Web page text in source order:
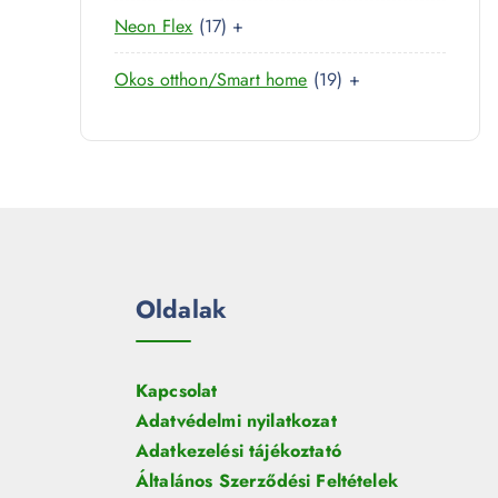
r
e
r
Neon Flex 171
7
t
r
+
Okos otthon/Smart home 191
t
+
Oldalak
Kapcsolat
Adatvédelmi nyilatkozat
Adatkezelési tájékoztató
Általános Szerződési Feltételek